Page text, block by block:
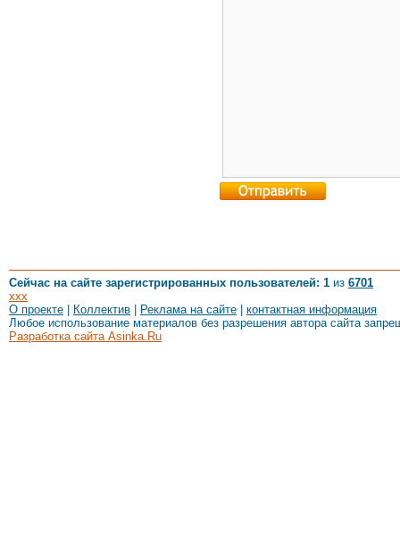
Сейчас на сайте зарегистрированных пользователей: 1 из 6701
xxx
О проекте
Коллектив Реклама на сайте
контактная информация
Любое использование материалов без разрешения автора сайта
Разработка сайта Asinka.Ru